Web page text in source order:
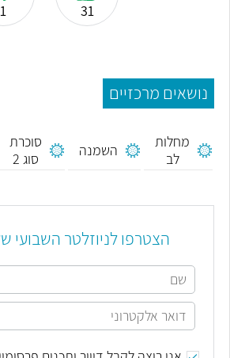
31
1
נושאים מרכזיים
מחלות
לב
השמנה
סוכרת
סוג 2
הצטרפו לניוזלטר השבועי